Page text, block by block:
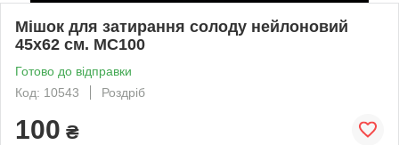
Мішок для затирання солоду нейлоновий
45х62 см. МС100
Готово до відправки
Код: 10543
Роздріб
100 ₴